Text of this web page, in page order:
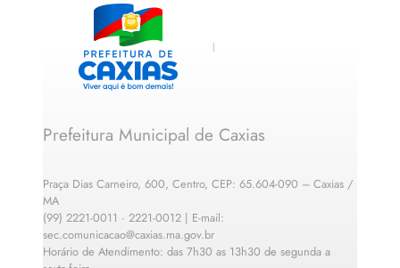
Prefeitura Municipal de Caxias
Praça Dias Carneiro, 600, Centro, CEP: 65.604-090 – Caxias /
MA
(99) 2221-0011 · 2221-0012 | E-mail:
sec.comunicacao@caxias.ma.gov.br
Horário de Atendimento: das 7h30 as 13h30 de segunda a